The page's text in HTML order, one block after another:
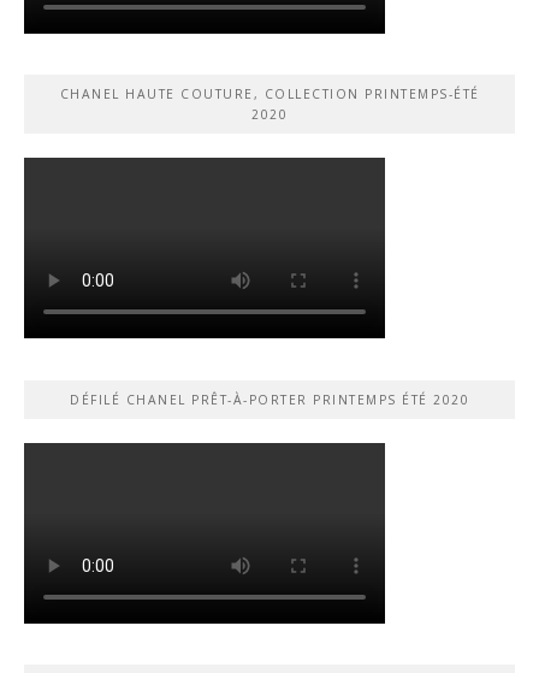
CHANEL HAUTE COUTURE, COLLECTION PRINTEMPS-ÉTÉ
2020
DÉFILÉ CHANEL PRÊT-À-PORTER PRINTEMPS ÉTÉ 2020